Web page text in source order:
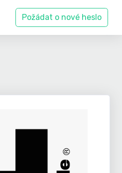
Požádat o nové heslo